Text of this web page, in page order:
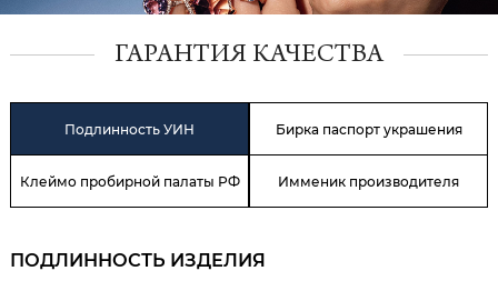
ГАРАНТИЯ КАЧЕСТВА
Подлинность УИН Бирка паспорт украшения
Клеймо пробирной палаты РФ Имменик производителя
ПОДЛИННОСТЬ ИЗДЕЛИЯ